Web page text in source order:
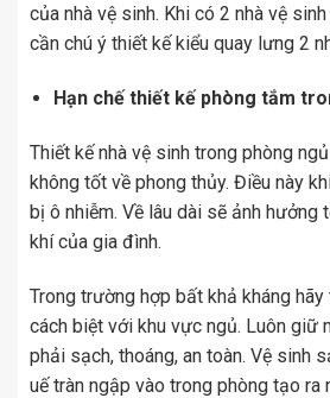
của nhà vệ sinh. Khi có 2 nhà vệ
cần chú ý thiết kế kiểu quay lưng 2
Hạn chế thiết kế phòng tắm
Thiết kế nhà vệ sinh trong phòng
không tốt về phong thủy. Điều này
bị ô nhiễm. Về lâu dài sẽ ảnh hưởng
khí của gia đình.
Trong trường hợp bất khả kháng
cách biệt với khu vực ngủ. Luôn giữ
phải sạch, thoáng, an toàn. Vệ sinh
uế tràn ngập vào trong phòng tạo ra